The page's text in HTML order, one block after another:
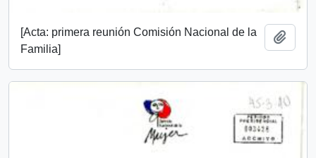
[Acta: primera reunión Comisión Nacional de la
Familia]